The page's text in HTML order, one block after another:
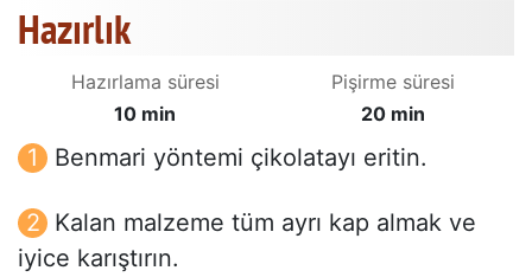
Hazırlık
Hazırlama süresi
10 min
Pişirme süresi
20 min
Benmari yöntemi çikolatayı eritin.
Kalan malzeme tüm ayrı kap almak ve
iyice karıştırın.